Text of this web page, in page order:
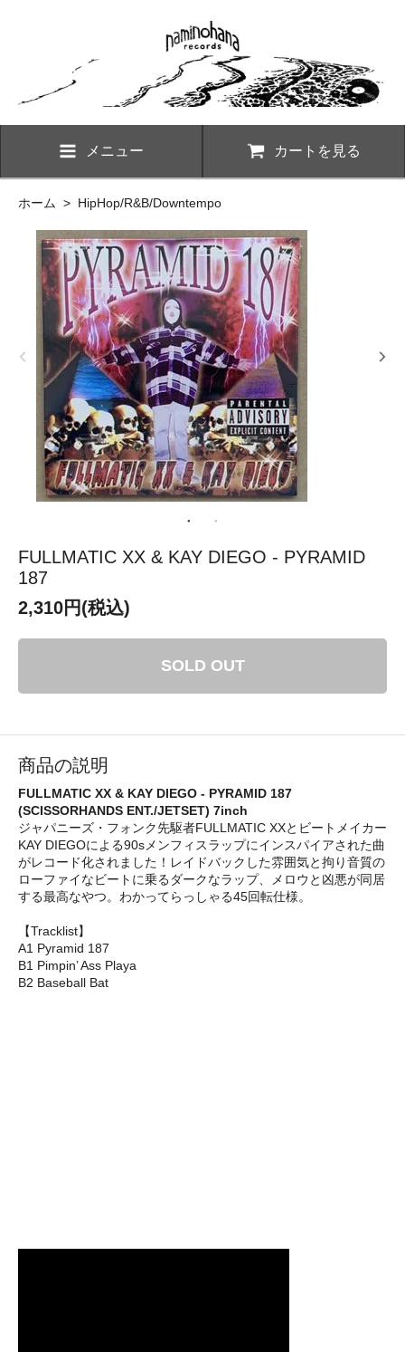
メニュー カートを見る
ホーム > HipHop/R&B/Downtempo
FULLMATIC XX & KAY DIEGO - PYRAMID
187
2,310円(税込)
SOLD OUT
商品の説明
FULLMATIC XX & KAY DIEGO - PYRAMID 187
(SCISSORHANDS ENT./JETSET) 7inch
ジャパニーズ・フォンク先駆者FULLMATIC XXとビートメイカー
KAY DIEGOによる90sメンフィスラップにインスパイアされた曲
がレコード化されました！レイドバックした雰囲気と拘り音質の
ローファイなビートに乗るダークなラップ、メロウと凶悪が同居
する最高なやつ。わかってらっしゃる45回転仕様。
【Tracklist】
A1 Pyramid 187
B1 Pimpin’ Ass Playa
B2 Baseball Bat